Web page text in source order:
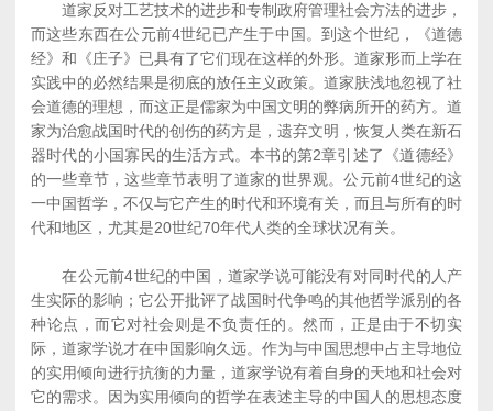
道家反对工艺技术的进步和专制政府管理社会方法的进步，
而这些东西在公元前4世纪已产生于中国。到这个世纪，《道德
经》和《庄子》已具有了它们现在这样的外形。道家形而上学在
实践中的必然结果是彻底的放任主义政策。道家肤浅地忽视了社
会道德的理想，而这正是儒家为中国文明的弊病所开的药方。道
家为治愈战国时代的创伤的药方是，遗弃文明，恢复人类在新石
器时代的小国寡民的生活方式。本书的第2章引述了《道德经》
的一些章节，这些章节表明了道家的世界观。公元前4世纪的这
一中国哲学，不仅与它产生的时代和环境有关，而且与所有的时
代和地区，尤其是20世纪70年代人类的全球状况有关。
在公元前4世纪的中国，道家学说可能没有对同时代的人产
生实际的影响；它公开批评了战国时代争鸣的其他哲学派别的各
种论点，而它对社会则是不负责任的。然而，正是由于不切实
际，道家学说才在中国影响久远。作为与中国思想中占主导地位
的实用倾向进行抗衡的力量，道家学说有着自身的天地和社会对
它的需求。因为实用倾向的哲学在表述主导的中国人的思想态度